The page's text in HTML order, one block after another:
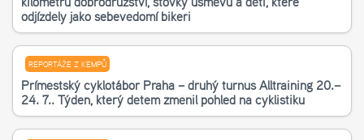
odjížděly jako sebevědomí bikeři
REPORTÁŽE Z KEMPŮ
Příměstský cyklotábor Praha – druhý turnus Alltraining 20.–
24. 7.. Týden, který dětem změnil pohled na cyklistiku